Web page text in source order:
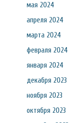
мая 2024
апреля 2024
марта 2024
февраля 2024
января 2024
декабря 2023
ноября 2023
октября 2023